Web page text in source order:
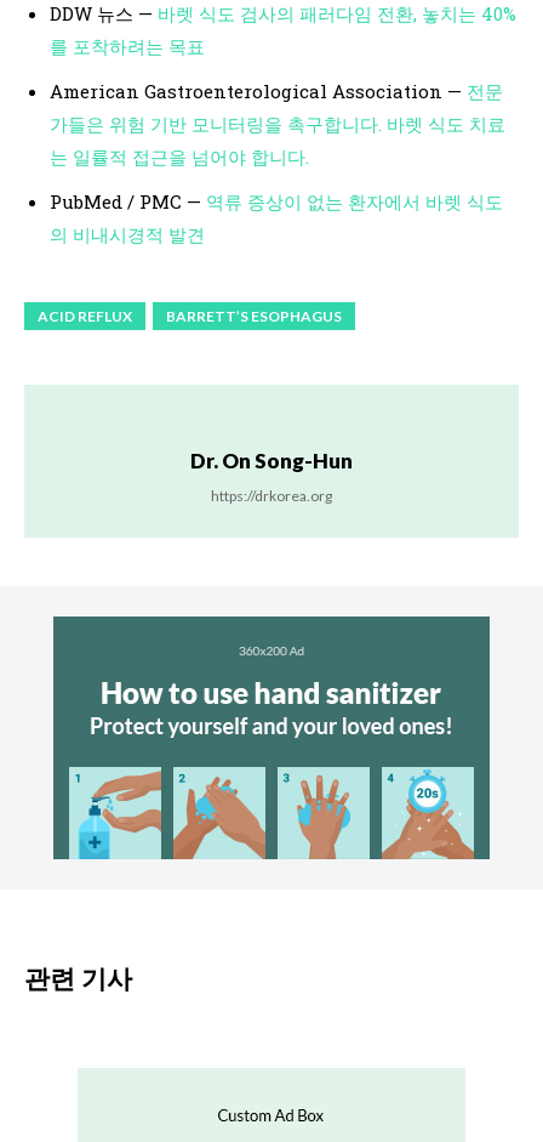
DDW 뉴스 — 바렛 식도 검사의 패러다임 전환, 놓치는 40%
를 포착하려는 목표
American Gastroenterological Association — 전문
가들은 위험 기반 모니터링을 촉구합니다. 바렛 식도 치료
는 일률적 접근을 넘어야 합니다.
PubMed / PMC — 역류 증상이 없는 환자에서 바렛 식도
의 비내시경적 발견
ACID REFLUX BARRETT’S ESOPHAGUS
Dr. On Song-Hun
https://drkorea.org
관련 기사